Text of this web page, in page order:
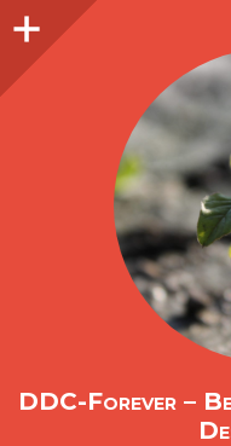
O
p
e
n
i
d
e
b
a
DDC-Forever –
Seitenleiste